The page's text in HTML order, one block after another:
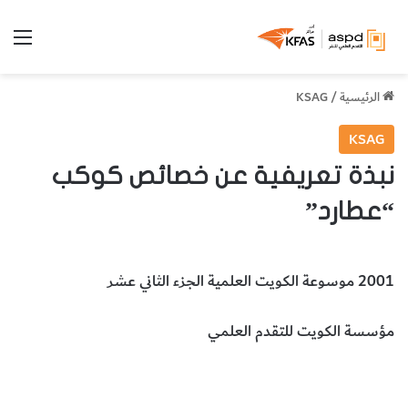
الرئيسية/
KSAG
KSAG
نبذة تعريفية عن خصائص كوكب
“عطارد”
2001 موسوعة الكويت العلمية الجزء الثاني عشر
مؤسسة الكويت للتقدم العلمي